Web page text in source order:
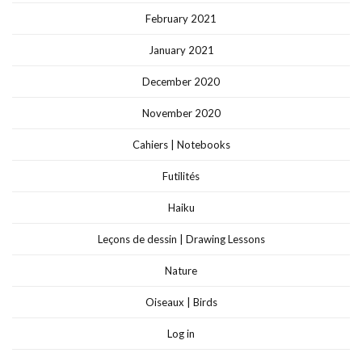
February 2021
January 2021
December 2020
November 2020
Cahiers | Notebooks
Futilités
Haiku
Leçons de dessin | Drawing Lessons
Nature
Oiseaux | Birds
Log in